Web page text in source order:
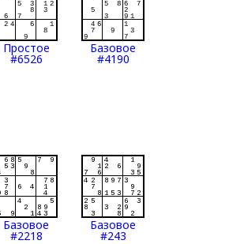
Простое
#6526
Базовое
#4190
Базовое
#2218
Базовое
#243